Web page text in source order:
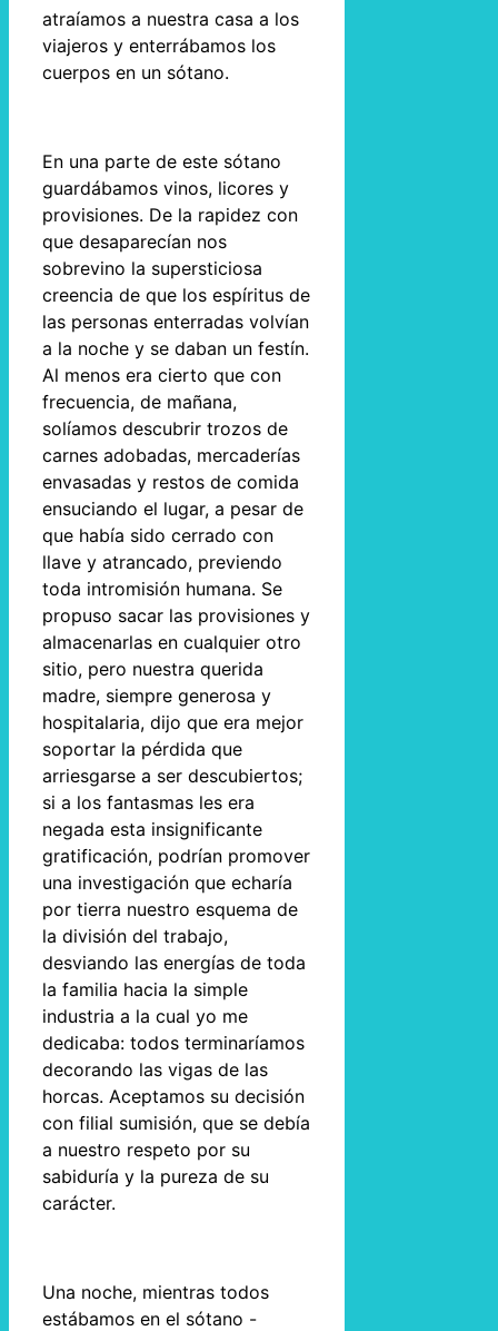
atraíamos a nuestra casa a los
viajeros y enterrábamos los
cuerpos en un sótano.
En una parte de este sótano
guardábamos vinos, licores y
provisiones. De la rapidez con
que desaparecían nos
sobrevino la supersticiosa
creencia de que los espíritus de
las personas enterradas volvían
a la noche y se daban un festín.
Al menos era cierto que con
frecuencia, de mañana,
solíamos descubrir trozos de
carnes adobadas, mercaderías
envasadas y restos de comida
ensuciando el lugar, a pesar de
que había sido cerrado con
llave y atrancado, previendo
toda intromisión humana. Se
propuso sacar las provisiones y
almacenarlas en cualquier otro
sitio, pero nuestra querida
madre, siempre generosa y
hospitalaria, dijo que era mejor
soportar la pérdida que
arriesgarse a ser descubiertos;
si a los fantasmas les era
negada esta insignificante
gratificación, podrían promover
una investigación que echaría
por tierra nuestro esquema de
la división del trabajo,
desviando las energías de toda
la familia hacia la simple
industria a la cual yo me
dedicaba: todos terminaríamos
decorando las vigas de las
horcas. Aceptamos su decisión
con filial sumisión, que se debía
a nuestro respeto por su
sabiduría y la pureza de su
carácter.
Una noche, mientras todos
estábamos en el sótano -